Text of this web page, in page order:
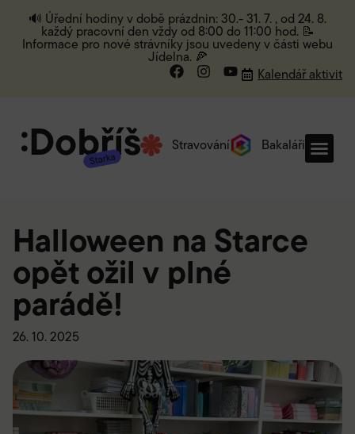
🔊 Úřední hodiny v době prázdnin: 30.- 31. 7. , od 24. 8.
každý pracovní den vždy od 8:00 do 11:00 hod. 📝
Informace pro nové strávníky jsou uvedeny v části webu
Jídelna. 🍕
Kalendář aktivit
Stravování Bakaláři
Halloween na Starce
opět ožil v plné
parádě!
26. 10. 2025